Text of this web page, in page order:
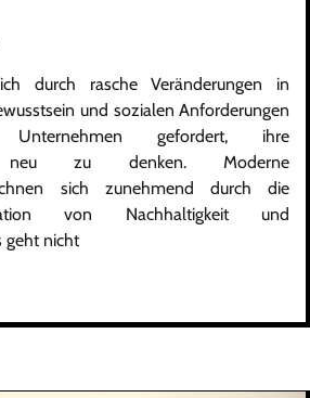
durch rasche Veränderungen in
und sozialen Anforderungen
gefordert, ihre
neu zu denken. Moderne
sich zunehmend durch die
von Nachhaltigkeit und
geht nicht